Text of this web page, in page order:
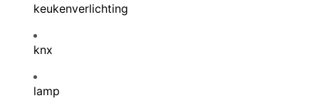
keukenverlichting
knx
lamp